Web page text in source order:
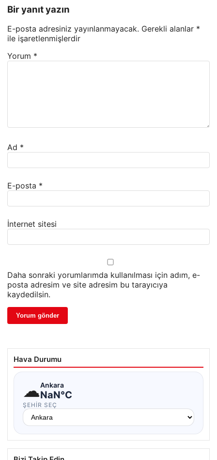
Bir yanıt yazın
E-posta adresiniz yayınlanmayacak. Gerekli alanlar *
ile işaretlenmişlerdir
Yorum *
Ad *
E-posta *
İnternet sitesi
Daha sonraki yorumlarımda kullanılması için adım, e-
posta adresim ve site adresim bu tarayıcıya
kaydedilsin.
Hava Durumu
☁Ankara
NaN°C
ŞEHIR SEÇ